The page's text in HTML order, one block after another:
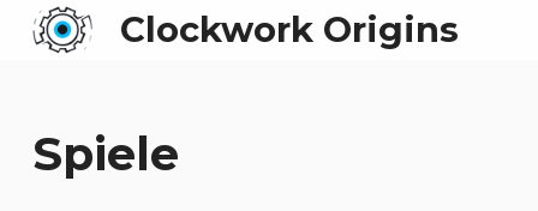
Clockwork Origins
Spiele